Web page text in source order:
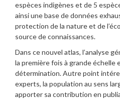
espèces indigènes et de 5
ainsi une base de données
protection de la nature et de
source de connaissances.
Dans ce nouvel atlas, l’analyse
la première fois à grande
détermination. Autre point
experts, la population au sens
apporter sa contribution en